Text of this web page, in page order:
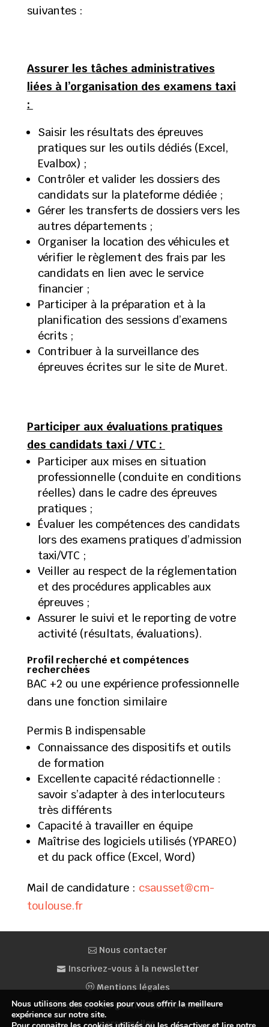
suivantes :
Assurer les tâches administratives
liées à l’organisation des examens taxi
:
Saisir les résultats des épreuves
pratiques sur les outils dédiés (Excel,
Evalbox) ;
Contrôler et valider les dossiers des
candidats sur la plateforme dédiée ;
Gérer les transferts de dossiers vers les
autres départements ;
Organiser la location des véhicules et
vérifier le règlement des frais par les
candidats en lien avec le service
financier ;
Participer à la préparation et à la
planification des sessions d’examens
écrits ;
Contribuer à la surveillance des
épreuves écrites sur le site de Muret.
Participer aux évaluations pratiques
des candidats taxi / VTC :
Participer aux mises en situation
professionnelle (conduite en conditions
réelles) dans le cadre des épreuves
pratiques ;
Évaluer les compétences des candidats
lors des examens pratiques d’admission
taxi/VTC ;
Veiller au respect de la réglementation
et des procédures applicables aux
épreuves ;
Assurer le suivi et le reporting de votre
activité (résultats, évaluations).
Profil recherché et compétences
recherchées
BAC +2 ou une expérience professionnelle
dans une fonction similaire
Permis B indispensable
Connaissance des dispositifs et outils
de formation
Excellente capacité rédactionnelle :
savoir s’adapter à des interlocuteurs
très différents
Capacité à travailler en équipe
Maîtrise des logiciels utilisés (YPAREO)
et du pack office (Excel, Word)
Mail de candidature : csausset@cm-
toulouse.fr
Nous contacter
Inscrivez-vous à la newsletter
Mentions légales
Politique de gestion des données
personnelles
Nous utilisons des cookies pour vous offrir la meilleure
expérience sur notre site.